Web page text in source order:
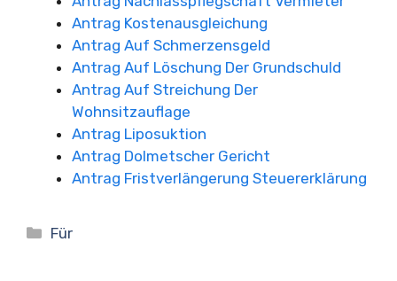
Antrag Kostenausgleichung
Antrag Auf Schmerzensgeld
Antrag Auf Löschung Der Grundschuld
Antrag Auf Streichung Der
Wohnsitzauflage
Antrag Liposuktion
Antrag Dolmetscher Gericht
Antrag Fristverlängerung Steuererklärung
Kategorien
Für